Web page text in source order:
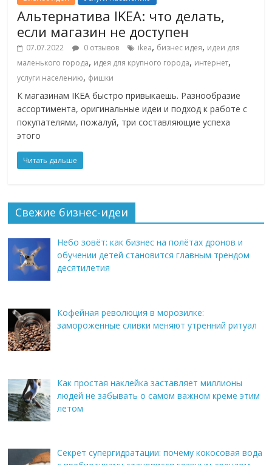
Альтернатива IKEA: что делать,
если магазин не доступен
07.07.2022 0 отзывов ikea, бизнес идея, идеи для
маленького города, идея для крупного города, интернет,
услуги населению, фишки
К магазинам IKEA быстро привыкаешь. Разнообразие
ассортимента, оригинальные идеи и подход к работе с
покупателями, пожалуй, три составляющие успеха
этого
Читать дальше
Свежие бизнес-идеи
Небо зовёт: как бизнес на полётах дронов и
обучении детей становится главным трендом
десятилетия
Кофейная революция в морозилке:
замороженные сливки меняют утренний ритуал
Как простая наклейка заставляет миллионы
людей не забывать о самом важном креме этим
летом
Секрет супергидратации: почему кокосовая вода